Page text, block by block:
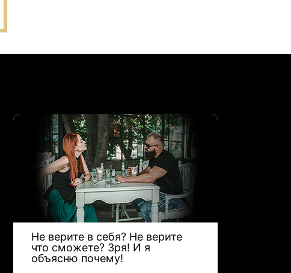
Не верите в себя? Не верите
что сможете? Зря! И я
объясню почему!